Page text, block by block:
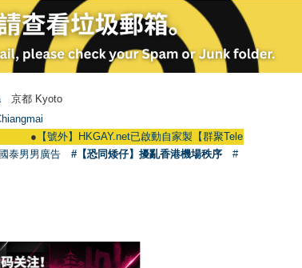
京都 Kyoto
【號外】HKGAY.net已啟動自家製【群聚Telegram群組】
泰男男廣告 #【恐同矮仔】擾亂香港機場秩序
#